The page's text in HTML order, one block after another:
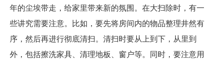
年的尘埃带走，给家里带来新的氛围。在大扫除时，有一
些讲究需要注意。比如，要先将房间内的物品整理井然有
序，然后再进行彻底清扫。清扫时要从上到下，从里到
外，包括擦洗家具、清理地板、窗户等。同时，要注意用